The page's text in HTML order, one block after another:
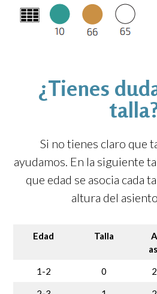
¿Tienes
Si no tienes claro que
ayudamos. En la siguiente
que edad se asocia cada
altura del
Edad Talla
1-2 0